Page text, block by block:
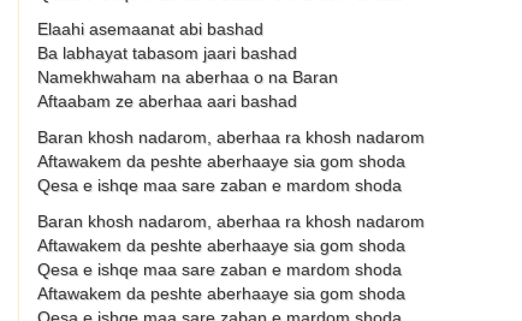
Elaahi asemaanat abi bashad
Ba labhayat tabasom jaari bashad
Namekhwaham na aberhaa o na Baran
Aftaabam ze aberhaa aari bashad
Baran khosh nadarom, aberhaa ra khosh nadarom
Aftawakem da peshte aberhaaye sia gom shoda
Qesa e ishqe maa sare zaban e mardom shoda
Baran khosh nadarom, aberhaa ra khosh nadarom
Aftawakem da peshte aberhaaye sia gom shoda
Qesa e ishqe maa sare zaban e mardom shoda
Aftawakem da peshte aberhaaye sia gom shoda